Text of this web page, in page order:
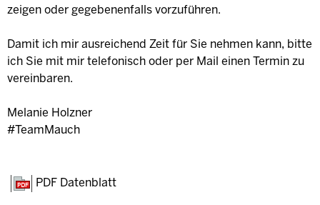
zeigen oder gegebenenfalls vorzuführen.
Damit ich mir ausreichend Zeit für Sie nehmen kann, bitte
ich Sie mit mir telefonisch oder per Mail einen Termin zu
vereinbaren.
Melanie Holzner
#TeamMauch
PDF Datenblatt